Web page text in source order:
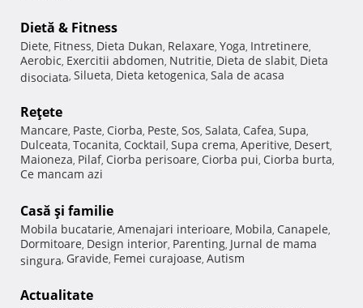
Dietă & Fitness
Diete, Fitness, Dieta Dukan, Relaxare, Yoga, Intretinere,
Aerobic, Exercitii abdomen, Nutritie, Dieta de slabit, Dieta
disociata, Silueta, Dieta ketogenica, Sala de acasa
Reţete
Mancare, Paste, Ciorba, Peste, Sos, Salata, Cafea, Supa,
Dulceata, Tocanita, Cocktail, Supa crema, Aperitive, Desert,
Maioneza, Pilaf, Ciorba perisoare, Ciorba pui, Ciorba burta,
Ce mancam azi
Casă şi familie
Mobila bucatarie, Amenajari interioare, Mobila, Canapele,
Dormitoare, Design interior, Parenting, Jurnal de mama
singura, Gravide, Femei curajoase, Autism
Actualitate